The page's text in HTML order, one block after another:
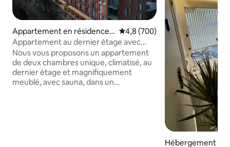
Appartement en résidence ⋅
Oulu
Évaluation moyenne sur la
4,8 (700)
Appartement au dernier étage avec
terrasse sur le toit
Nous vous proposons un appartement
de deux chambres unique, climatisé, au
dernier étage et magnifiquement
meublé, avec sauna, dans un
Hébergement ⋅